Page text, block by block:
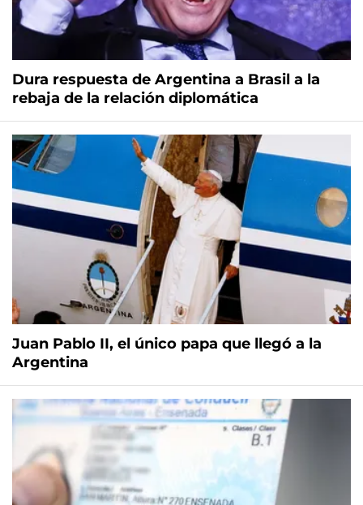
Dura respuesta de Argentina a Brasil a la
rebaja de la relación diplomática
Juan Pablo II, el único papa que llegó a la
Argentina